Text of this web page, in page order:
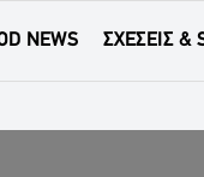
NEWS ΣΧΕΣΕΙΣ &